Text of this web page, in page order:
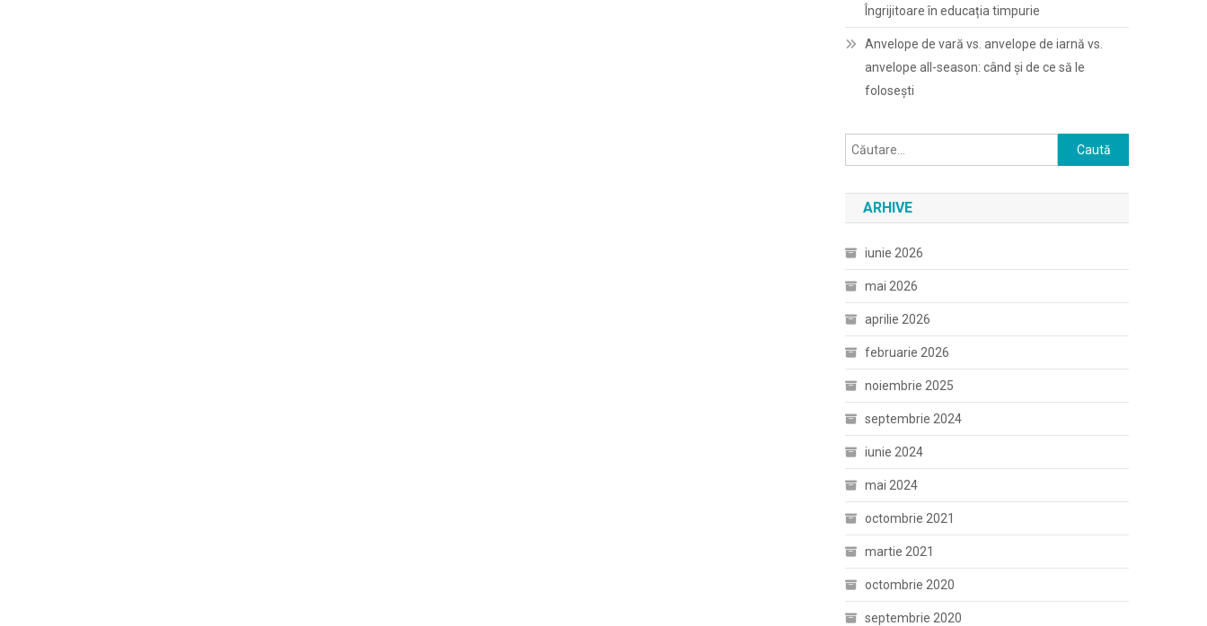
Îngrijitoare în educația timpurie
Anvelope de vară vs. anvelope de iarnă vs.
anvelope all-season: când și de ce să le
folosești
Caută
după:
ARHIVE
iunie 2026
mai 2026
aprilie 2026
februarie 2026
noiembrie 2025
septembrie 2024
iunie 2024
mai 2024
octombrie 2021
martie 2021
octombrie 2020
septembrie 2020